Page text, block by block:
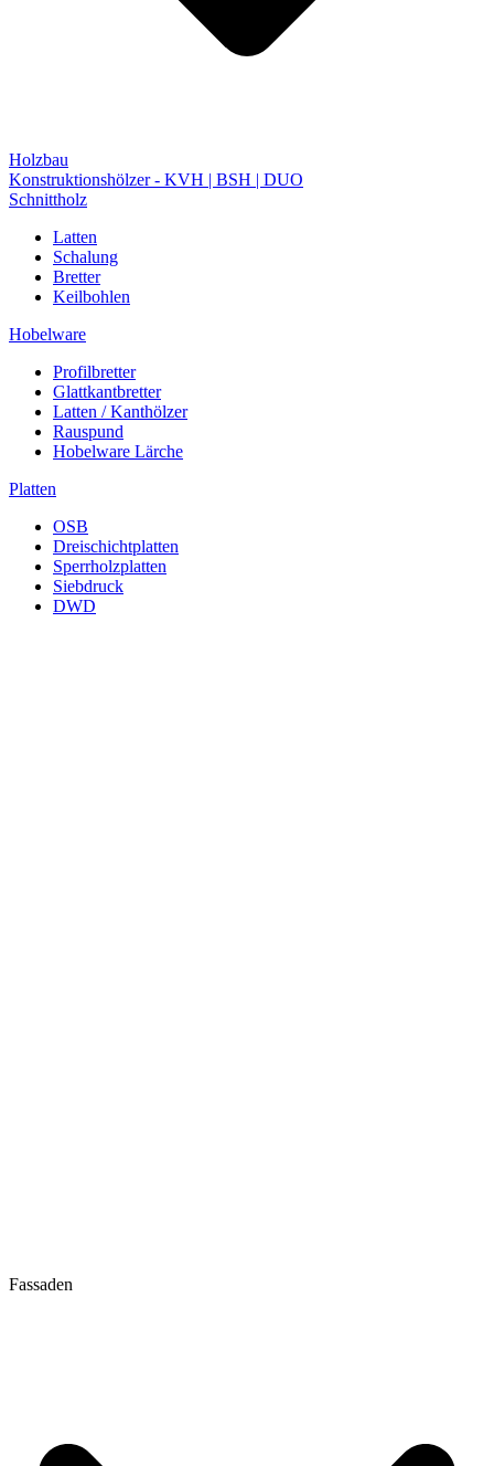
Holzbau
Konstruktionshölzer - KVH | BSH | DUO
Schnittholz
Latten
Schalung
Bretter
Keilbohlen
Hobelware
Profilbretter
Glattkantbretter
Latten / Kanthölzer
Rauspund
Hobelware Lärche
Platten
OSB
Dreischichtplatten
Sperrholzplatten
Siebdruck
DWD
Fassaden